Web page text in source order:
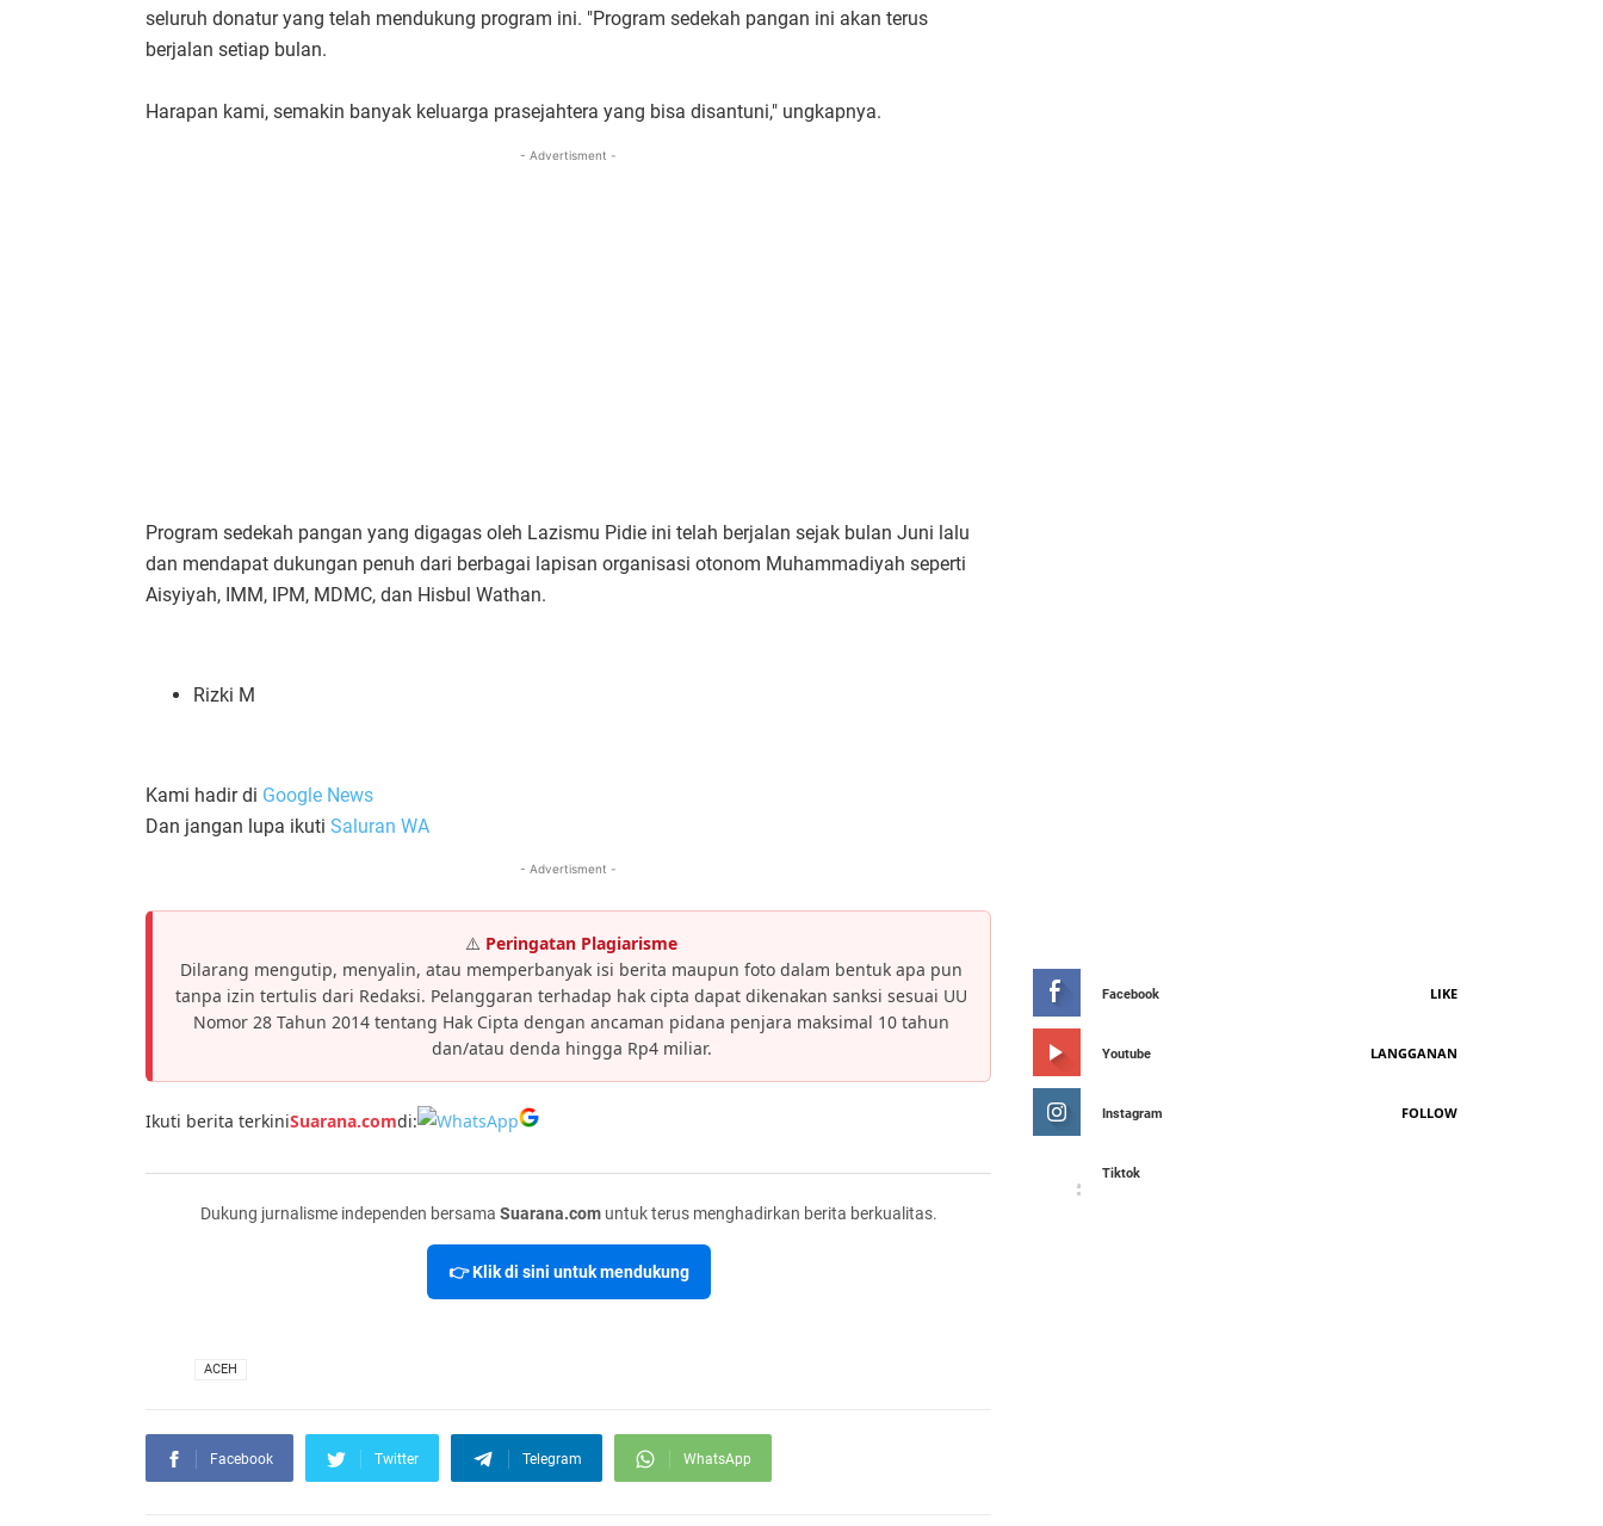
seluruh donatur yang telah mendukung program ini. "Program sedekah pangan ini akan terus
berjalan setiap bulan.
Harapan kami, semakin banyak keluarga prasejahtera yang bisa disantuni," ungkapnya.
- Advertisment -
Program sedekah pangan yang digagas oleh Lazismu Pidie ini telah berjalan sejak bulan Juni lalu
dan mendapat dukungan penuh dari berbagai lapisan organisasi otonom Muhammadiyah seperti
Aisyiyah, IMM, IPM, MDMC, dan Hisbul Wathan.
Rizki M
Kami hadir di Google News
Dan jangan lupa ikuti Saluran WA
- Advertisment -
⚠️ Peringatan Plagiarisme
Dilarang mengutip, menyalin, atau memperbanyak isi berita maupun foto dalam bentuk apa pun
tanpa izin tertulis dari Redaksi. Pelanggaran terhadap hak cipta dapat dikenakan sanksi sesuai UU
Nomor 28 Tahun 2014 tentang Hak Cipta dengan ancaman pidana penjara maksimal 10 tahun
dan/atau denda hingga Rp4 miliar.
Ikuti berita terkiniSuarana.comdi:
Dukung jurnalisme independen bersama Suarana.comuntuk terus menghadirkan berita berkualitas.
👉 Klik di sini untuk mendukung
ACEH
Facebook Twitter Telegram WhatsApp
Facebook LIKE
Youtube LANGGANAN
Instagram FOLLOW
Tiktok